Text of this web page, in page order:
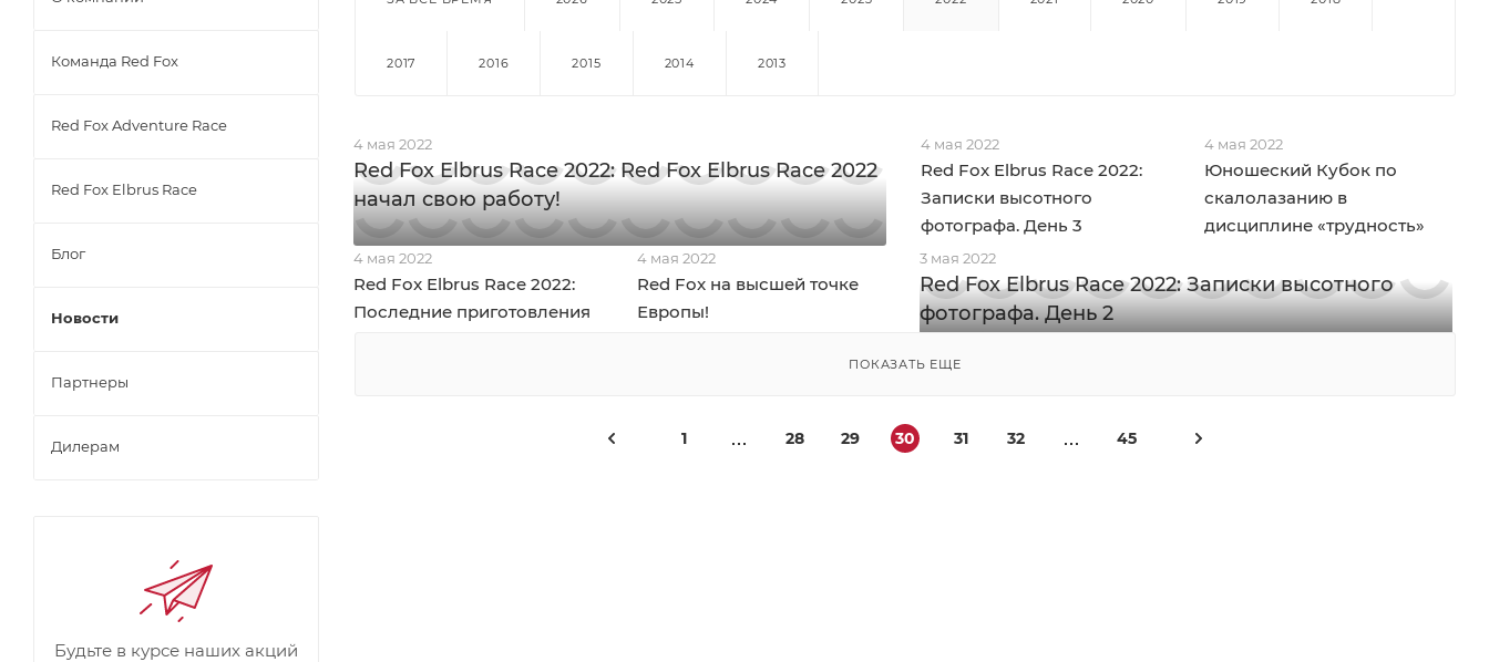
2017 2016 2015 2014 2013
4 мая 2022
Red Fox Elbrus Race 2022: Red Fox Elbrus Race 2022
начал свою работу!
4 мая 2022
Red Fox Elbrus Race 2022:
Записки высотного
фотографа. День 3
4 мая 2022
Юношеский Кубок по
скалолазанию в
дисциплине «трудность»
4 мая 2022
Red Fox Elbrus Race 2022:
Последние приготовления
4 мая 2022
Red Fox на высшей точке
Европы!
3 мая 2022
Red Fox Elbrus Race 2022: Записки высотного
фотографа. День 2
ПОКАЗАТЬ ЕЩЕ
1 28 29 30 31 32 45
Команда Red Fox
Red Fox Adventure Race
Red Fox Elbrus Race
Блог
Новости
Партнеры
Дилерам
Будьте в курсе наших акций